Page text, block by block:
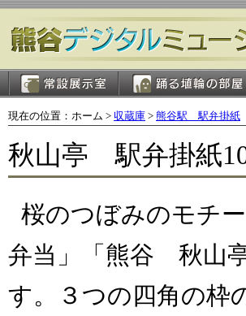
現在の位置：ホーム > 収蔵庫 > 熊谷駅 駅弁掛紙
秋山亭 駅弁掛紙
桜のつぼみのモチ
弁当」「熊谷 秋山
す。３つの四角の枠